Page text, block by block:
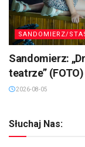
SANDOMIERZ/
Sandomierz:
teatrze” (FOTO)
2026-08-05
Słuchaj Nas: